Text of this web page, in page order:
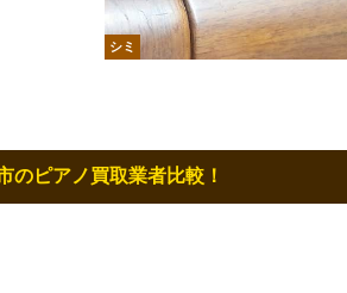
シミ
のピアノ買取業者比較！